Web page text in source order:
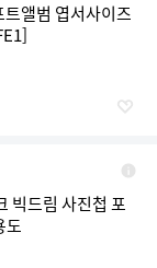
앨범 엽서사이즈
빅드림 사진첩 포
도